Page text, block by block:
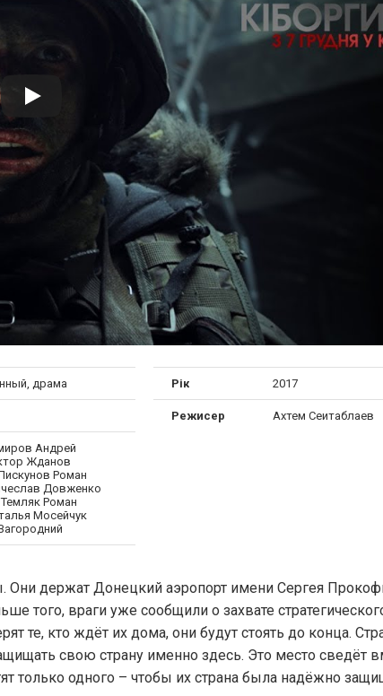
драма
Андрей
Жданов
Роман
Довженко
Роман
Мосейчук
Рік 2017
Режисер Ахтем Сеитаблаев
Они держат Донецкий аэропорт имени Сергея
того, враги уже сообщили о захвате
те, кто ждёт их дома, они будут стоять до конца.
свою страну именно здесь. Это место сведёт
только одного – чтобы их страна была надёжно